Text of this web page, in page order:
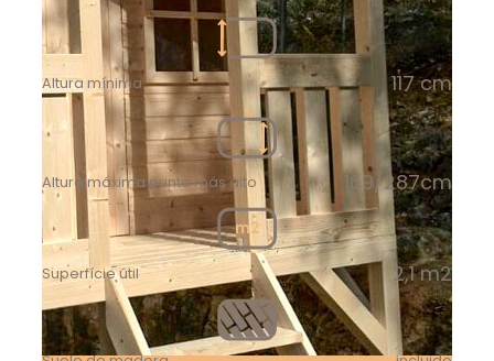
Altura mínima 117 cm
Altura máxima punto más alto 169/287cm
Superfície útil 2,1 m2